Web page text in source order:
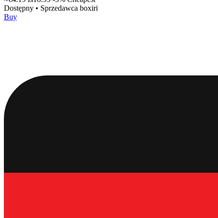
Dostępny • Sprzedawca boxiri
Buy